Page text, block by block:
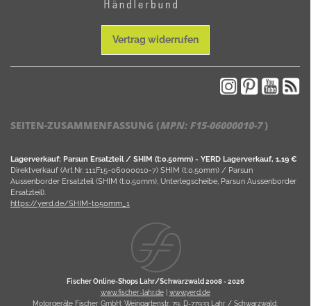
Vertrag widerrufen
SEITEN-ZUSAMMENFASSUNG (MPN: F15-06000010-7)
Lagerverkauf: Parsun Ersatzteil / SHIM (t:0.50mm) - YERD Lagerverkauf, 1,19 €
Direktverkauf (Art.Nr. 111F15-06000010-7) SHIM (t:0.50mm) / Parsun
Aussenborder Ersatzteil (SHIM (t:0.50mm), Unterlegscheibe, Parsun Aussenborder
Ersatzteil).
https://yerd.de/SHIM-t050mm_1
Fischer Online-Shops Lahr/Schwarzwald 2008 -2026
www.fischer-lahr.de| www.yerd.de
Motorgeräte Fischer GmbH; Weingartenstr. 79; D-77933 Lahr / Schwarzwald;